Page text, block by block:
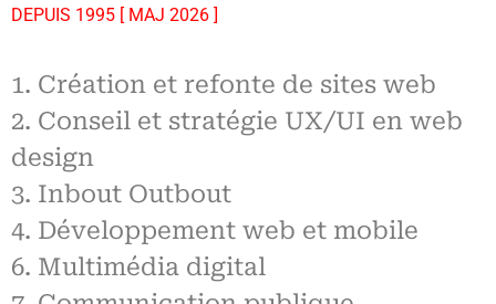
DEPUIS 1995 [ MAJ 2026 ]
1. Création et refonte de sites web
2. Conseil et stratégie UX/UI en web
design
3. Inbout Outbout
4. Développement web et mobile
6. Multimédia digital